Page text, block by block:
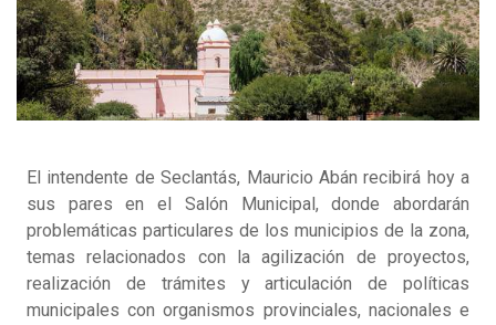
El intendente de Seclantás, Mauricio Abán recibirá hoy a
sus pares en el Salón Municipal, donde abordarán
problemáticas particulares de los municipios de la zona,
temas relacionados con la agilización de proyectos,
realización de trámites y articulación de políticas
municipales con organismos provinciales, nacionales e